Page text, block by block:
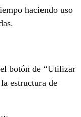
haciendo uso
botón de “Utilizar
estructura de